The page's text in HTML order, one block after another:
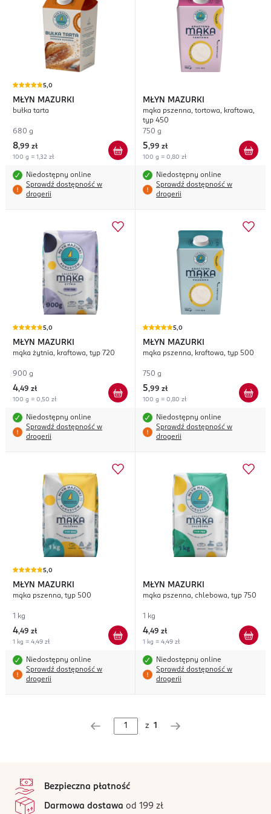
5,0
MŁYN MAZURKI
bułka tarta
680 g
8,99 zł
100 g = 1,32 zł
Niedostępny online
Sprawdź dostępność w
drogerii
MŁYN MAZURKI
mąka pszenna, tortowa, kraftowa,
typ 450
750 g
5,99 zł
100 g = 0,80 zł
Niedostępny online
Sprawdź dostępność w
drogerii
5,0
MŁYN MAZURKI
mąka żytnia, kraftowa, typ 720
900 g
4,49 zł
100 g = 0,50 zł
Niedostępny online
Sprawdź dostępność w
drogerii
5,0
MŁYN MAZURKI
mąka pszenna, kraftowa, typ 500
750 g
5,99 zł
100 g = 0,80 zł
Niedostępny online
Sprawdź dostępność w
drogerii
5,0
MŁYN MAZURKI
mąka pszenna, typ 500
1 kg
4,49 zł
1 kg = 4,49 zł
Niedostępny online
Sprawdź dostępność w
drogerii
MŁYN MAZURKI
mąka pszenna, chlebowa, typ 750
1 kg
4,49 zł
1 kg = 4,49 zł
Niedostępny online
Sprawdź dostępność w
drogerii
z 1
Bezpieczna płatność
Darmowa dostawa od 199 zł